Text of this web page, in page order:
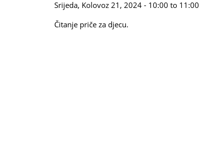
Srijeda, Kolovoz 21, 2024 - 10:00 to 11:00
Čitanje priče za djecu.